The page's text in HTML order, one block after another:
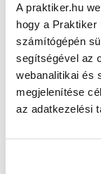
A praktiker.hu
hogy a Praktiker
számítógépén
segítségével az
webanalitikai és
megjelenítése
az adatkezelési